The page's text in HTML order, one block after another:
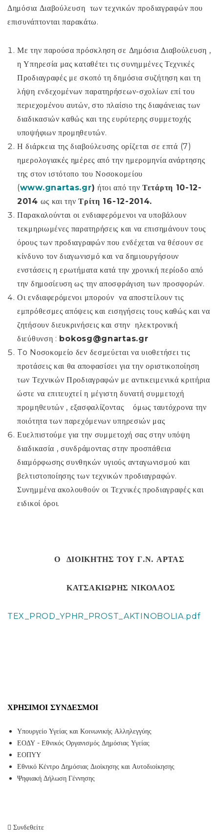
Δημόσια Διαβούλευση των τεχνικών προδιαγραφών που
επισυνάπτονται παρακάτω.
Με την παρούσα πρόσκληση σε Δημόσια Διαβούλευση ,
η Υπηρεσία μας καταθέτει τις συνημμένες Τεχνικές
Προδιαγραφές με σκοπό τη δημόσια συζήτηση και τη
λήψη ενδεχομένων παρατηρήσεων-σχολίων επί του
περιεχομένου αυτών, στο πλαίσιο της διαφάνειας των
διαδικασιών καθώς και της ευρύτερης συμμετοχής
υποψήφιων προμηθευτών.
Η διάρκεια της διαβούλευσης ορίζεται σε επτά (7)
ημερολογιακές ημέρες από την ημερομηνία ανάρτησης
της στον ιστότοπο του Νοσοκομείου
(www.gnartas.gr) ήτοι από τηνΤετάρτη 10-12-
2014 ως και τηνΤρίτη 16-12-2014.
Παρακαλούνται οι ενδιαφερόμενοι να υποβάλουν
τεκμηριωμένες παρατηρήσεις και να επισημάνουν τους
όρους των προδιαγραφών που ενδέχεται να θέσουν σε
κίνδυνο τον διαγωνισμό και να δημιουργήσουν
ενστάσεις η ερωτήματα κατά την χρονική περίοδο από
την δημοσίευση ως την αποσφράγιση των προσφορών.
Οι ενδιαφερόμενοι μπορούν να αποστείλουν τις
εμπρόθεσμες απόψεις και εισηγήσεις τους καθώς και να
ζητήσουν διευκρινήσεις και στην ηλεκτρονική
διεύθυνση : bokosg@gnartas.gr
To Nοσοκομείο δεν δεσμεύεται να υιοθετήσει τις
προτάσεις και θα αποφασίσει για την οριστικοποίηση
των Τεχνικών Προδιαγραφών με αντικειμενικά κριτήρια
ώστε να επιτευχτεί η μέγιστη δυνατή συμμετοχή
προμηθευτών , εξασφαλίζοντας όμως ταυτόχρονα την
ποιότητα των παρεχόμενων υπηρεσιών μας
Ευελπιστούμε για την συμμετοχή σας στην υπόψη
διαδικασία , συνδράμοντας στην προσπάθεια
διαμόρφωσης συνθηκών υγιούς ανταγωνισμού και
βελτιστοποίησης των τεχνικών προδιαγραφών.
Συνημμένα ακολουθούν οι Τεχνικές προδιαγραφές και
ειδικοί όροι.
Ο ΔΙΟΙΚΗΤΗΣ ΤΟΥ Γ.Ν. ΑΡΤΑΣ
ΚΑΤΣΑΚΙΩΡΗΣ ΝΙΚΟΛΑΟΣ
TEX_PROD_YPHR_PROST_AKTINOBOLIA.pdf
ΧΡΉΣΙΜΟΙ ΣΎΝΔΕΣΜΟΙ
Υπουργείο Υγείας και Κοινωνικής Αλληλεγγύης
ΕΟΔΥ - Εθνικός Οργανισμός Δημόσιας Υγείας
ΕΟΠΥΥ
Εθνικό Κέντρο Δημόσιας Διοίκησης και Αυτοδιοίκησης
Ψηφιακή Δήλωση Γέννησης
Συνδεθείτε